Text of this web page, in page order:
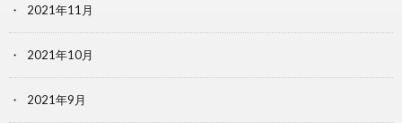
2021年11月
2021年10月
2021年9月